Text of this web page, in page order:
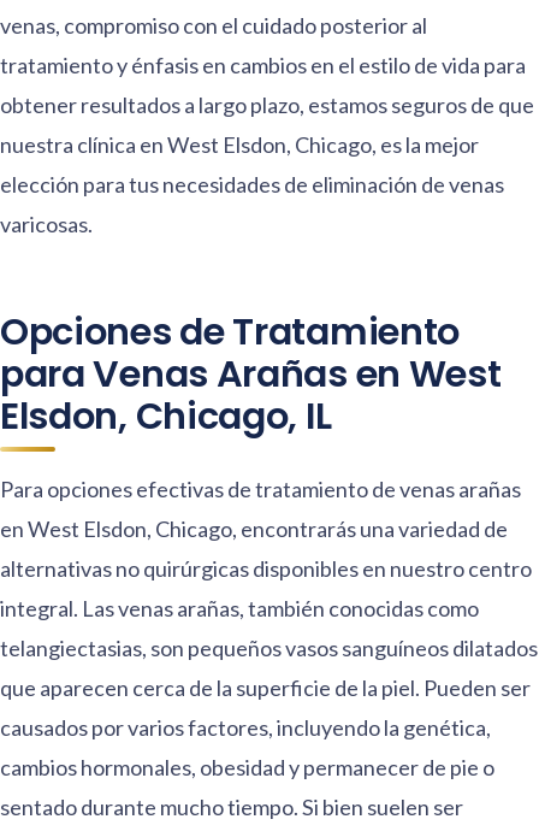
venas, compromiso con el cuidado posterior al
tratamiento y énfasis en cambios en el estilo de vida para
obtener resultados a largo plazo, estamos seguros de que
nuestra clínica en West Elsdon, Chicago, es la mejor
elección para tus necesidades de eliminación de venas
varicosas.
Opciones de Tratamiento
para Venas Arañas en West
Elsdon, Chicago, IL
Para opciones efectivas de tratamiento de venas arañas
en West Elsdon, Chicago, encontrarás una variedad de
alternativas no quirúrgicas disponibles en nuestro centro
integral. Las venas arañas, también conocidas como
telangiectasias, son pequeños vasos sanguíneos dilatados
que aparecen cerca de la superficie de la piel. Pueden ser
causados por varios factores, incluyendo la genética,
cambios hormonales, obesidad y permanecer de pie o
sentado durante mucho tiempo. Si bien suelen ser